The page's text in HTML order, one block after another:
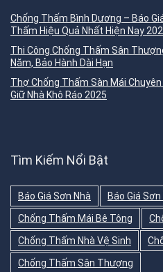
Chống Thấm Bình Dương – Báo
Thấm Hiệu Quả Nhất Hiện Nay
Thi Công Chống Thấm Sân
Năm, Bảo Hành Dài Hạn
Thợ Chống Thấm Sàn Mái
Giữ Nhà Khô Ráo 2025
Tìm Kiếm Nổi Bật
Báo Giá Sơn Nhà
Báo Giá
Chống Thấm Mái Bê Tông
Chống Thấm Nhà Vệ Sinh
Chống Thấm Sân Thượng